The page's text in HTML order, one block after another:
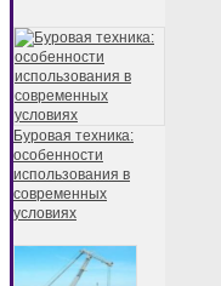
Буровая техника:
особенности
использования в
современных
условиях